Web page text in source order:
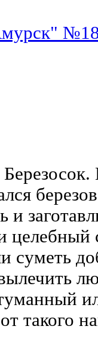
и
суметь
туманный
такого